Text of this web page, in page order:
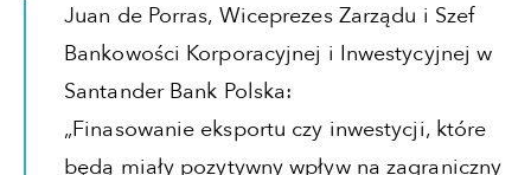
Juan de Porras, Wiceprezes Zarządu i Szef
Bankowości Korporacyjnej i Inwestycyjnej w
Santander Bank Polska:
„Finasowanie eksportu czy inwestycji, które
będą miały pozytywny wpływ na zagraniczny